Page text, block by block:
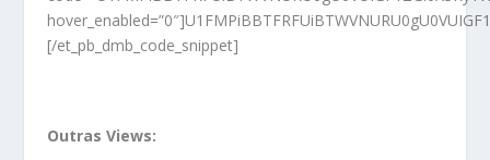
[/et_pb_dmb_code_snippet]
Outras Views: